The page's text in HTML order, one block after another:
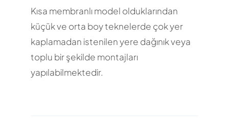
Kısa membranlı model olduklarından
küçük ve orta boy teknelerde çok yer
kaplamadan istenilen yere dağınık veya
toplu bir şekilde montajları
yapılabilmektedir.